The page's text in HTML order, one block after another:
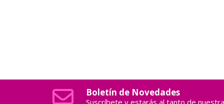
Boletín de Novedades